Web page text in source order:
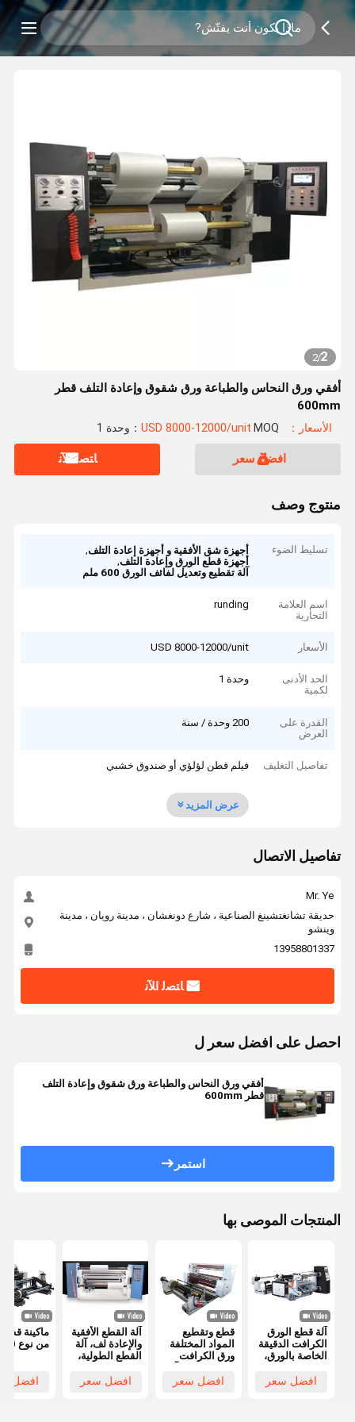
2
/
2
أفقي ورق النحاس والطباعة ورق شقوق وإعادة التلف قطر
600mm
الأسعار：USD 8000-12000/unit MOQ：وحدة 1
افضل سعر ﺎﺘﺼﻟ ﺍﻶﻧ
منتوج وصف
تسليط الضوء أجهزة شق الأفقية و أجهزة إعادة التلف,
أجهزة قطع الورق وإعادة التلف,
آلة تقطيع وتعديل لفائف الورق 600 ملم
اسم العلامة
التجارية
runding
الأسعار USD 8000-12000/unit
الحد الأدنى
لكمية
وحدة 1
القدرة على
العرض
200 وحدة / سنة
تفاصيل التغليف فيلم قطن لؤلؤي أو صندوق خشبي
عرض المزيد
تفاصيل الاتصال
Mr. Ye
حديقة تشانغتشينغ الصناعية ، شارع دونغشان ، مدينة رويان ، مدينة
وينشو
13958801337
ﺎﺘﺼﻟ ﺍﻶﻧ
احصل على افضل سعر ل
أفقي ورق النحاس والطباعة ورق شقوق وإعادة التلف
قطر 600mm
استمر
المنتجات الموصى بها
آلة قطع الورق
الكرافت الدقيقة
الخاصة بالورق،
الأقصى 1800
افضل سعر
قطع وتقطيع
المواد المختلفة
ورق الكرافت
ماكس.
افضل سعر
آلة القطع الأفقية
والإعادة لف، آلة
القطع الطولية،
والقطع على
افضل سعر
ماكينة قطع
من نوع 1100
افضل